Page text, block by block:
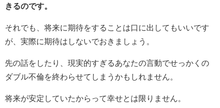
きるのです。
それでも、将来に期待をすることは口に出してもいいです
が、実際に期待はしないでおきましょう。
先の話をしたり、現実的すぎるあなたの言動でせっかくの
ダブル不倫を終わらせてしまうかもしれません。
将来が安定していたからって幸せとは限りません。